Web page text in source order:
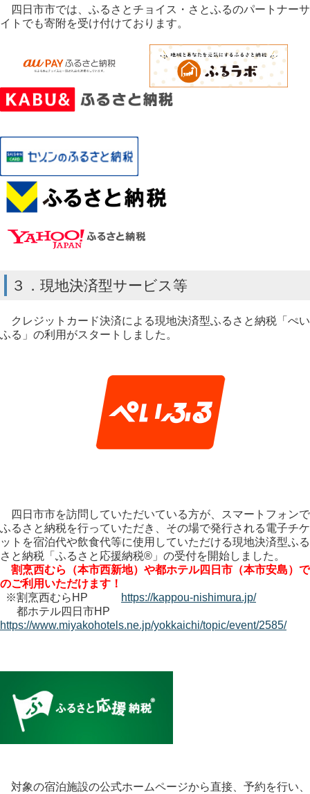
四日市市では、ふるさとチョイス・さとふるのパートナーサ
イトでも寄附を受け付けております。
３．現地決済型サービス等
クレジットカード決済による現地決済型ふるさと納税「ぺい
ふる」の利用がスタートしました。
四日市市を訪問していただいている方が、スマートフォンで
ふるさと納税を行っていただき、その場で発行される電子チケ
ットを宿泊代や飲食代等に使用していただける現地決済型ふる
さと納税「ふるさと応援納税®」の受付を開始しました。
割烹西むら（本市西新地）や都ホテル四日市（本市安島）で
のご利用いただけます！
※割烹西むらHP
https://kappou-nishimura.jp/
都ホテル四日市HP
https://www.miyakohotels.ne.jp/yokkaichi/topic/event/2585/
対象の宿泊施設の公式ホームページから直接、予約を行い、